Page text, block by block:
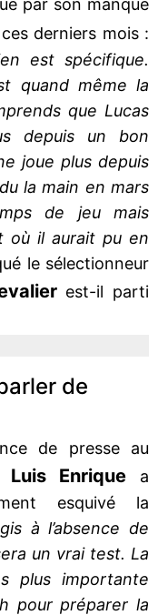
par son manque
ces derniers mois :
est spécifique.
quand même la
que Lucas
depuis un bon
joue plus depuis
la main en mars
de jeu mais
où il aurait pu en
le sélectionneur
est-il parti
de
de presse au
Luis Enrique a
esquivé la
à l’absence de
un vrai test. La
plus importante
pour préparer la